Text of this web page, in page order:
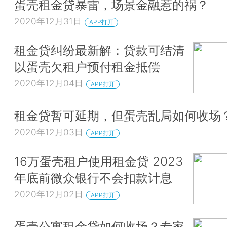
蛋壳租金贷暴雷，场景金融惹的祸？
2020年12月31日 APP打开
租金贷纠纷最新解：贷款可结清
以蛋壳欠租户预付租金抵偿
2020年12月04日 APP打开
租金贷暂可延期，但蛋壳乱局如何收
2020年12月03日 APP打开
16万蛋壳租户使用租金贷 2023
年底前微众银行不会扣款计息
2020年12月02日 APP打开